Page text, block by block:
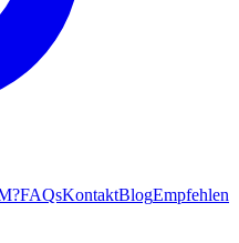
FAQsKontaktBlogEmpfehlen